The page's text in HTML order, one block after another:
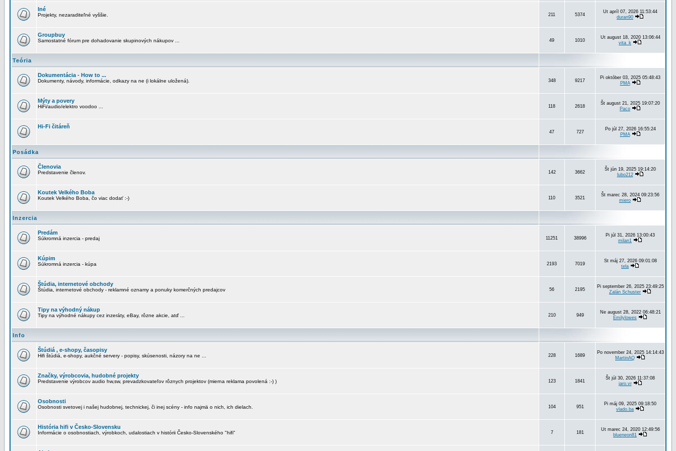
Iné
Projekty, nezaraditeľné vyššie. 211 5374
Ut apríl 07, 2026 11:53:44
duran90
Groupbuy
Samostatné fórum pre dohadovanie skupinových nákupov ... 49 1010
Ut august 18, 2020 13:06:44
vita_k
Teória
Dokumentácia - How to ...
Dokumenty, návody, informácie, odkazy na ne (i lokálne uložená). 348 9217
Pi október 03, 2025 05:48:43
PMA
Mýty a povery
HiFi/audio/elektro voodoo ... 118 2618
Št august 21, 2025 19:07:20
Paco
Hi-Fi čitáreň
47 727
Po júl 27, 2026 16:55:24
PMA
Posádka
Členovia
Predstavenie členov. 142 3662
Št jún 19, 2025 19:14:20
lubo212
Koutek Velkého Boba
Koutek Velkého Boba, čo viac dodať :-) 110 3521
Št marec 28, 2024 09:23:56
miero
Inzercia
Predám
Súkromná inzercia - predaj 11251 38996
Pi júl 31, 2026 13:00:43
milan1
Kúpim
Súkromná inzercia - kúpa 2193 7019
St máj 27, 2026 09:01:08
tela
Štúdia, internetové obchody
Štúdia, internetové obchody - reklamné oznamy a ponuky komerčných predajcov 56 2195
Pi september 26, 2025 23:49:25
Zalán Schuster
Tipy na výhodný nákup
Tipy na výhodné nákupy cez inzeráty, eBay, rôzne akcie, atď ... 210 949
Ne august 28, 2022 06:48:21
Emilylowes
Info
Štúdiá , e-shopy, časopisy
Hifi štúdiá, e-shopy, aukčné servery - popisy, skúsenosti, názory na ne ... 228 1689
Po november 24, 2025 14:14:43
MartinAQ
Značky, výrobcovia, hudobné projekty
Predstavenie výrobcov audio hw,sw, prevadzkovateľov rôznych projektov (mierna reklama povolená :-) ) 123 1841
Št júl 30, 2026 11:37:08
jaro.vr
Osobnosti
Osobnosti svetovej i našej hudobnej, technickej, či inej scény - info najmä o nich, ich dielach. 104 951
Pi máj 09, 2025 09:18:50
vlado.ba
História hifi v Česko-Slovensku
Informácie o osobnostiach, výrobkoch, udalostiach v histórii Česko-Slovenského "hifi" 7 181
Ut marec 24, 2020 12:49:56
blueneon81